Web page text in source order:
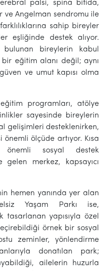
palsi, spina bifida,
ve Angelman sendromu ile
sahip bireyler
eşliğinde destek alıyor.
bireylerin kabul
eğitim alanı değil; aynı
ve umut kapısı olma
programları, atölye
sayesinde bireylerin
gelişimleri desteklenirken,
ölçüde artıyor. Kısa
sosyal destek
merkez, kapsayıcı
hemen yanında yer alan
Yaşam Parkı ise,
tasarlanan yapısıyla özel
örnek bir sosyal
zeminler, yönlendirme
donatılan park;
ailelerin huzurla